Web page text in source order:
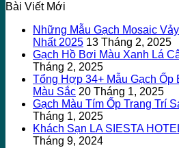
Bài Viết Mới
Những Mẫu Gạch Mosaic
Nhất 2025 13 Tháng 2, 2025
Gạch Hồ Bơi Màu Xanh Lá
Tháng 2, 2025
Tổng Hợp 34+ Mẫu Gạch Ốp
Màu Sắc 20 Tháng 1, 2025
Gạch Màu Tím Ốp Trang Trí
Tháng 1, 2025
Khách Sạn LA SIESTA
Tháng 9, 2024